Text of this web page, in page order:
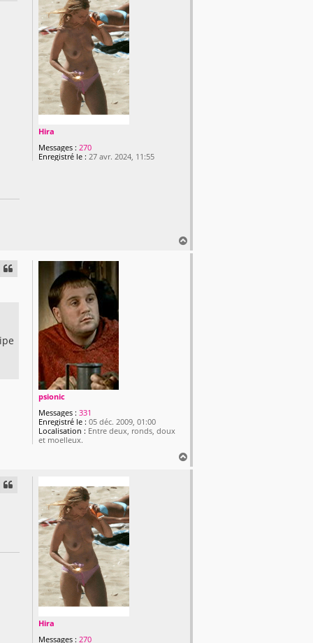
Hira
Messages : 270
Enregistré le : 27 avr. 2024, 11:55
a
psionic
Messages : 331
Enregistré le : 05 déc. 2009, 01:00
Localisation : Entre deux, ronds, doux
et moelleux.
a
Hira
Messages : 270